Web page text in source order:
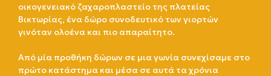
οικογενειακό ζαχαροπλαστείο της πλατείας
Βικτωρίας, ένα δώρο συνοδευτικό των γιορτών
γινόταν ολοένα και πιο απαραίτητο.
Από μία προθήκη δώρων σε μια γωνία συνεχίσαμε στο
πρώτο κατάστημα και μέσα σε αυτά τα χρόνια